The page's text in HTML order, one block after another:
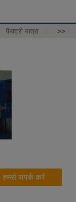
फैक्टरी यात्रा >>
हमसे संपर्क करें